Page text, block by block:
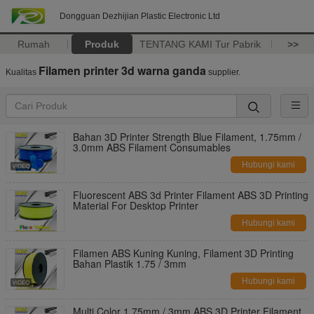
Dongguan Dezhijian Plastic Electronic Ltd
Rumah Produk TENTANG KAMI Tur Pabrik >>
Kualitas Filamen printer 3d warna ganda supplier.
Bahan 3D Printer Strength Blue Filament, 1.75mm /
3.0mm ABS Filament Consumables
Hubungi kami
Fluorescent ABS 3d Printer Filament ABS 3D Printing
Material For Desktop Printer
Hubungi kami
Filamen ABS Kuning Kuning, Filament 3D Printing
Bahan Plastik 1.75 / 3mm
Hubungi kami
Multi Color 1.75mm / 3mm ABS 3D Printer Filament